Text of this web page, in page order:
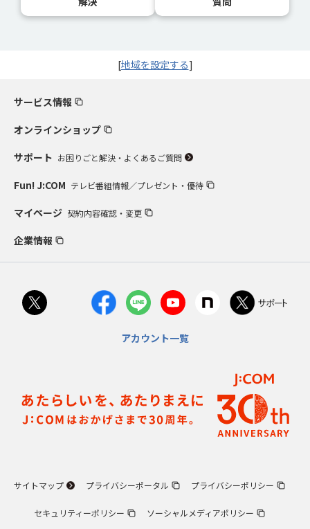
[地域を設定する]
サービス情報
オンラインショップ
サポート お困りごと解決・よくあるご質問
Fun! J:COM テレビ番組情報／プレゼント・優待
マイページ 契約内容確認・変更
企業情報
アカウント一覧
サイトマップ プライバシーポータル プライバシーポリシー
セキュリティーポリシー ソーシャルメディアポリシー